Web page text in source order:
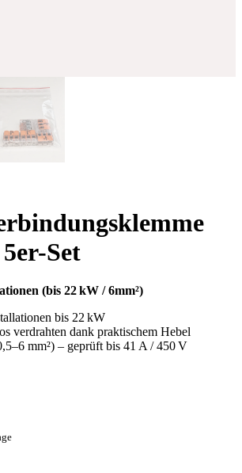
Set
(bis 22 kW / 6mm²)
bis 22 kW
verdrahten dank praktischem Hebel
mm²) – geprüft bis 41 A / 450 V